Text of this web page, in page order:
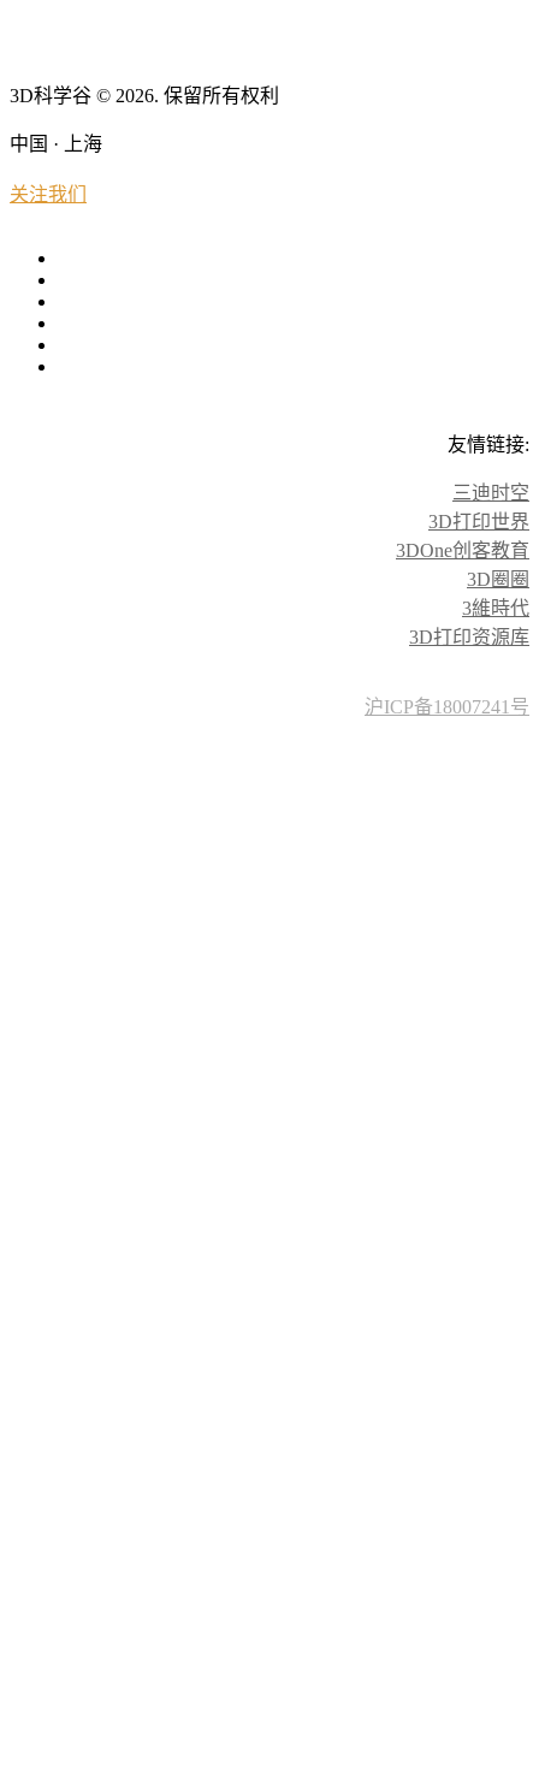
3D科学谷 © 2026. 保留所有权利
中国 · 上海
关注我们
友情链接:
三迪时空
3D打印世界
3DOne创客教育
3D圈圈
3維時代
3D打印资源库
沪ICP备18007241号